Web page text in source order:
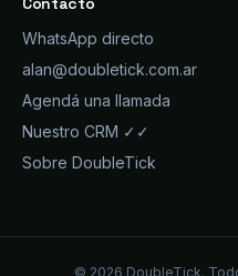
WhatsApp directo
alan@doubletick.com.ar
Agendá una llamada
Nuestro CRM ✓✓
Sobre DoubleTick
© 2026 DoubleTick.